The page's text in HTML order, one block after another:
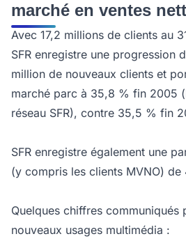
marché en ventes
Avec 17,2 millions de clients au
SFR enregistre une progression
million de nouveaux clients et
marché parc à 35,8 % fin 2005
réseau SFR), contre 35,5 % fin
SFR enregistre également une
(y compris les clients MVNO) de
Quelques chiffres communiqués
nouveaux usages multimédia :